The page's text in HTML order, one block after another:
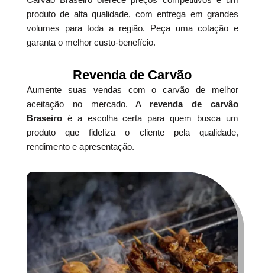
produto de alta qualidade, com entrega em grandes
volumes para toda a região. Peça uma cotação e
garanta o melhor custo-benefício.
Revenda de Carvão
Aumente suas vendas com o carvão de melhor
aceitação no mercado. A revenda de carvão
Braseiroé a escolha certa para quem busca um
produto que fideliza o cliente pela qualidade,
rendimento e apresentação.